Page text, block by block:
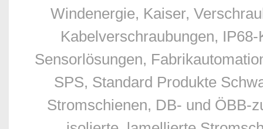
Windenergie, Kaiser,
Kabelverschraubungen,
Sensorlösungen,
SPS, Standard Produkte
Stromschienen, DB- und ÖBB-